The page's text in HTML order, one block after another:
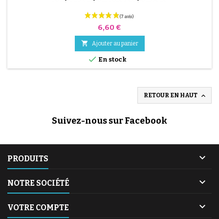
Prix
6,60 €
 Ajouter au panier
 En stock
RETOUR EN HAUT 
Suivez-nous sur Facebook
PRODUITS 
NOTRE SOCIÉTÉ 
VOTRE COMPTE 